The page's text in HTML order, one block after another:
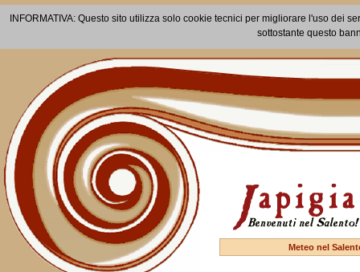
INFORMATIVA: Questo sito utilizza solo cookie tecnici per migliorare l'uso dei
sottostante questo
Meteo nel